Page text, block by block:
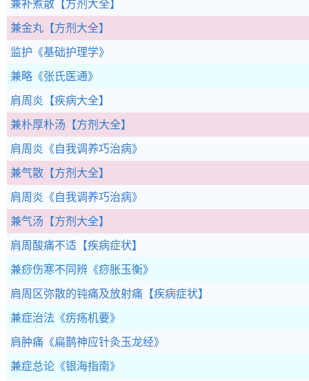
兼补煮散 【方剂大全】
兼金丸 【方剂大全】
监护 《基础护理学》
兼略 《张氏医通》
肩周炎 【疾病大全】
兼朴厚朴汤 【方剂大全】
肩周炎 《自我调养巧治病》
兼气散 【方剂大全】
肩周炎 《自我调养巧治病》
兼气汤 【方剂大全】
肩周酸痛不适 【疾病症状】
兼痧伤寒不同辨 《痧胀玉衡》
肩周区弥散的钝痛及放射痛 【疾病症状】
兼症治法 《疠疡机要》
肩肿痛 《扁鹊神应针灸玉龙经》
兼症总论 《银海指南》